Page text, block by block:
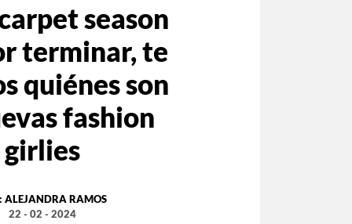
season
terminar, te
quiénes son
fashion
girlies
ALEJANDRA RAMOS
22 - 02 - 2024